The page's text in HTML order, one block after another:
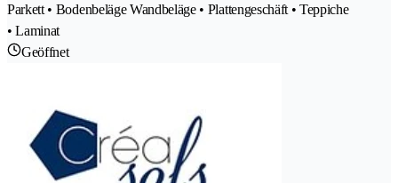
Parkett • Bodenbeläge Wandbeläge • Plattengeschäft • Teppiche
• Laminat
Geöffnet